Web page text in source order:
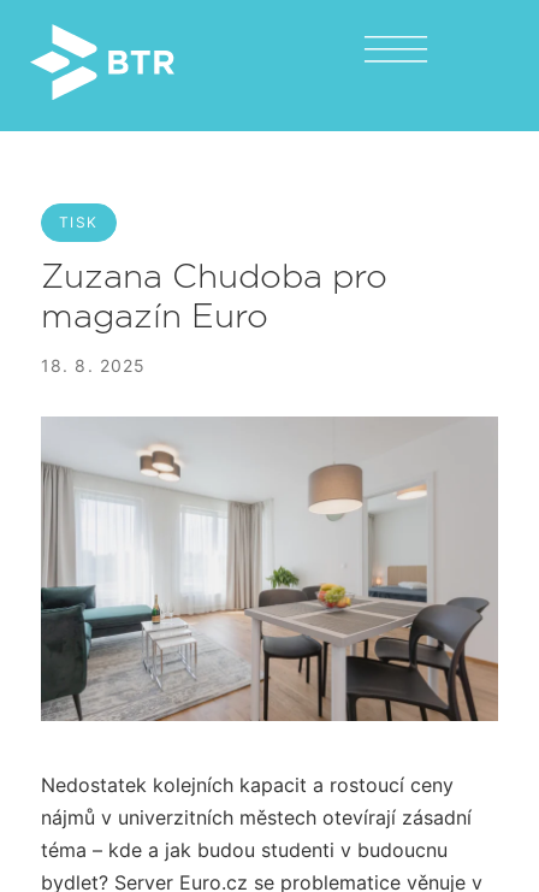
TISK
Zuzana Chudoba pro
magazín Euro
18. 8. 2025
Nedostatek kolejních kapacit a rostoucí ceny
nájmů v univerzitních městech otevírají zásadní
téma – kde a jak budou studenti v budoucnu
bydlet? Server Euro.cz se problematice věnuje v